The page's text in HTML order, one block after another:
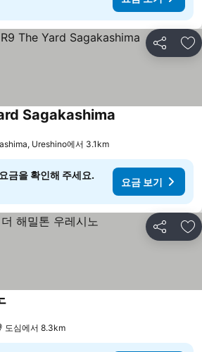
공유 즐
Sagakashima
Ureshino에서 3.1km
금을 확인해 주세요.
요금 보기
공유 즐
도심에서 8.3km